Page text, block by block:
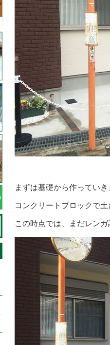
まずは基礎から作っていき
コンクリートブロックで土
この時点では、まだレンガ